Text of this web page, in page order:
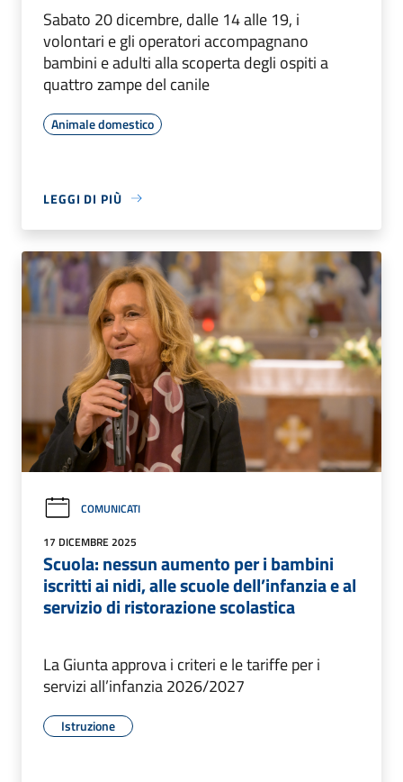
Sabato 20 dicembre, dalle 14 alle 19, i
volontari e gli operatori accompagnano
bambini e adulti alla scoperta degli ospiti a
quattro zampe del canile
Animale domestico
LEGGI DI PIÙ
COMUNICATI
17 DICEMBRE 2025
Scuola: nessun aumento per i bambini
iscritti ai nidi, alle scuole dell’infanzia e al
servizio di ristorazione scolastica
La Giunta approva i criteri e le tariffe per i
servizi all’infanzia 2026/2027
Istruzione